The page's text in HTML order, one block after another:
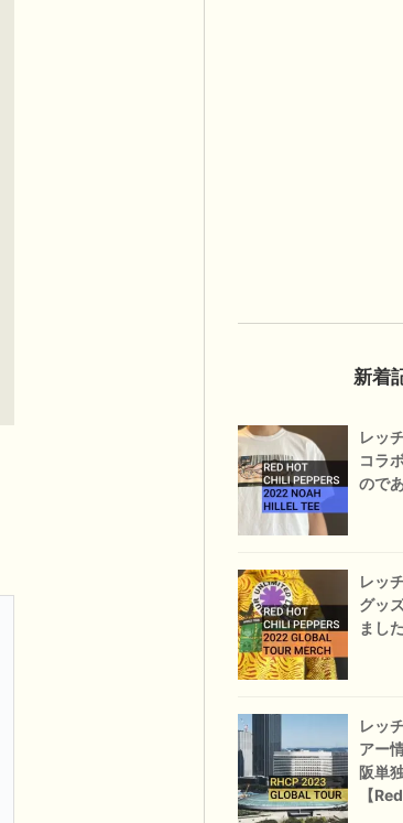
新着
レッ
コラ
のであ
レッ
グッ
ました
レッ
アー
阪単
【